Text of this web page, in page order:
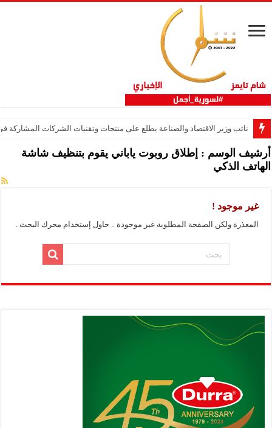
نائب وزير الاقتصاد والصناعة يطلع على منتجات وتقنيات الشركات المشاركة في
أرشيف الوسم : إطلاق روبوت ياباني يقوم بتنظيف شاشة
الهاتف الذكي
غير موجود !
المعذرة ولكن الصفحة المطلوبة غير موجودة .. حاول إستخدام محرك البحث .